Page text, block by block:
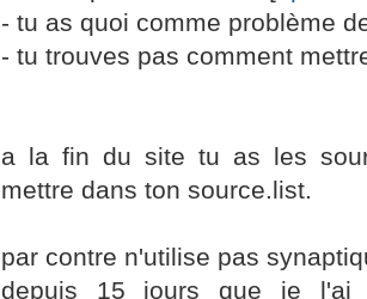
- tu as quoi comme problème
- tu trouves pas comment
a la fin du site tu as les
mettre dans ton source.list.
par contre n'utilise pas
depuis 15 jours que je l'ai